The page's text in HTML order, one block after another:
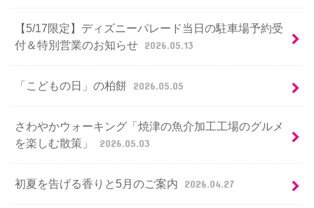
【5/17限定】ディズニーパレード当日の駐車場予約受
付＆特別営業のお知らせ 2026.05.13
「こどもの日」の柏餅 2026.05.05
さわやかウォーキング「焼津の魚介加工工場のグルメ
を楽しむ散策」
2026.05.03
初夏を告げる香りと5月のご案内 2026.04.27